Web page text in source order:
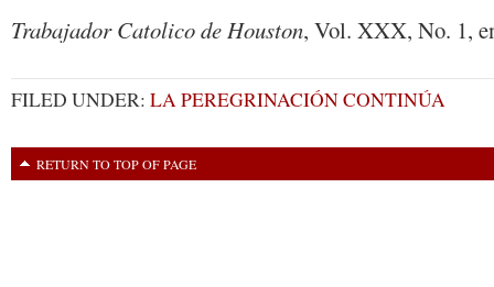
Trabajador Catolico de Houston, Vol. XXX, No. 1,
FILED UNDER: LA PEREGRINACIÓN CONTINÚA
RETURN TO TOP OF PAGE